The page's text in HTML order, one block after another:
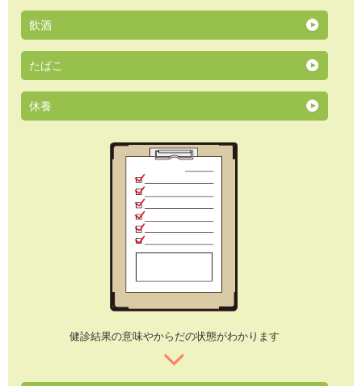
飲酒
たばこ
休養
健診結果の意味やからだの状態がわかります